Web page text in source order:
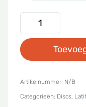
Latitude
64
-
Ice
Orbit
Artikelnummer: N/B
Categorieën: Discs,